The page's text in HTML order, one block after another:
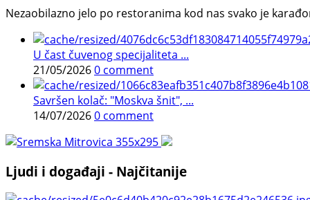
Nezaobilazno jelo po restoranima kod nas svako je
U čast čuvenog specijaliteta ...
21/05/20260 comment
Savršen kolač: "Moskva šnit", ...
14/07/20260 comment
Ljudi i događaji - Najčitanije